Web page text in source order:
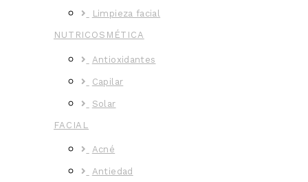
Limpieza facial
NUTRICOSMÉTICA
Antioxidantes
Capilar
Solar
FACIAL
Acné
Antiedad